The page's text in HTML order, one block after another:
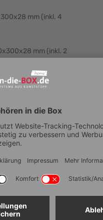
mm (inkl. 4
mm (inkl. 2
mm
mm
34x46x100 mm
und
300 x 120 mm: